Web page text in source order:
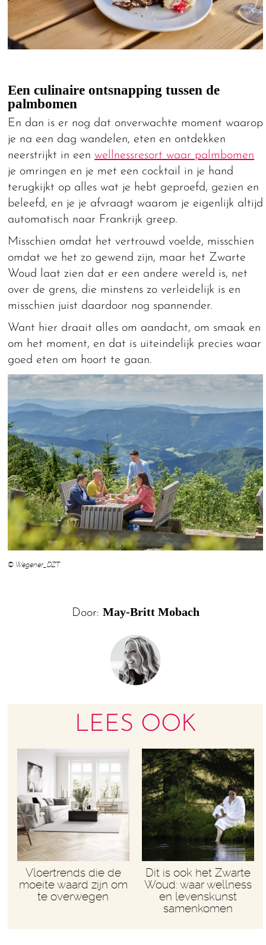
Een culinaire ontsnapping tussen de
palmbomen
En dan is er nog dat onverwachte moment waarop
je na een dag wandelen, eten en ontdekken
neerstrijkt in eenwellnessresort waar palmbomen
je omringen en je met een cocktail in je hand
terugkijkt op alles wat je hebt geproefd, gezien en
beleefd, en je je afvraagt waarom je eigenlijk altijd
automatisch naar Frankrijk greep.
Misschien omdat het vertrouwd voelde, misschien
omdat we het zo gewend zijn, maar het Zwarte
Woud laat zien dat er een andere wereld is, net
over de grens, die minstens zo verleidelijk is en
misschien juist daardoor nog spannender.
Want hier draait alles om aandacht, om smaak en
om het moment, en dat is uiteindelijk precies waar
goed eten om hoort te gaan.
© Wegener_DZT
Door: May-Britt Mobach
LEES OOK
Vloertrends die de
moeite waard zijn om
te overwegen
Dit is ook het Zwarte
Woud: waar wellness
en levenskunst
samenkomen